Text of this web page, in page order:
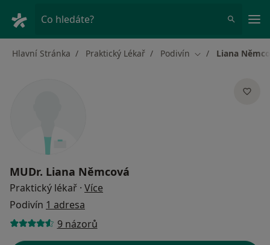
Co hledáte?
Hlavní Stránka Praktický Lékař Podivín Změna města
Liana
MUDr. Liana Němcová
Praktický lékař · Více
Podivín 1 adresa
9 názorů